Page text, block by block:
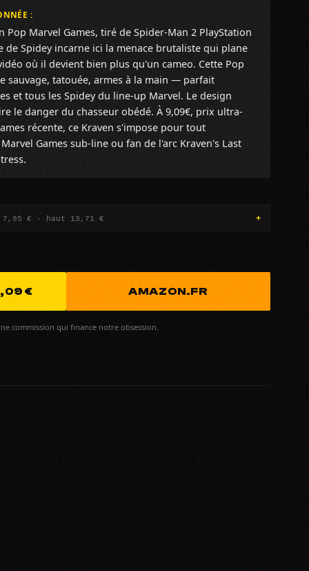
:
Pop Marvel Games, tiré de Spider-Man 2 PlayStation
de Spidey incarne ici la menace brutaliste qui plane
où il devient bien plus qu'un cameo. Cette Pop
sauvage, tatouée, armes à la main — parfait
et tous les Spidey du line-up Marvel. Le design
le danger du chasseur obédé. À 9,09€, prix ultra-
récente, ce Kraven s'impose pour tout
Games sub-line ou fan de l'arc Kraven's Last
7,95 € · haut 13,71 €
€ AMAZON.FR
commission qui finance notre obsession.